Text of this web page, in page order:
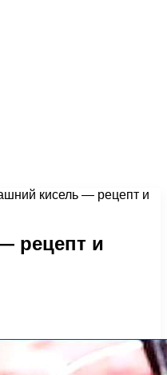
кисель — рецепт и
рецепт и